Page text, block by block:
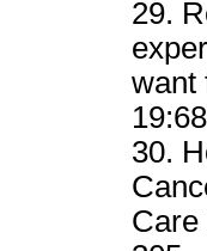
29.
want
30.
Care